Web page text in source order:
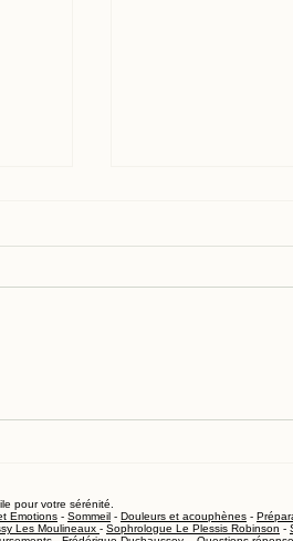
comment
pour votre sérénité.
Emotions - Sommeil - Douleurs et acouphènes -
Les Moulineaux - Sophrologue Le Plessis Robinson -